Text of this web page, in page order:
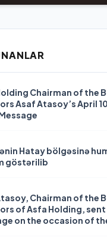
Chairman of the
Asaf Atasoy’s April
Hatay bölgəsinə
göstərilib
Chairman of the
of Asfa Holding, sent
on the occasion of the